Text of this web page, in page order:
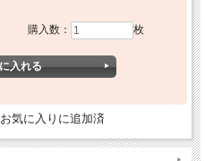
購入数： 枚
お気に入りに追加済